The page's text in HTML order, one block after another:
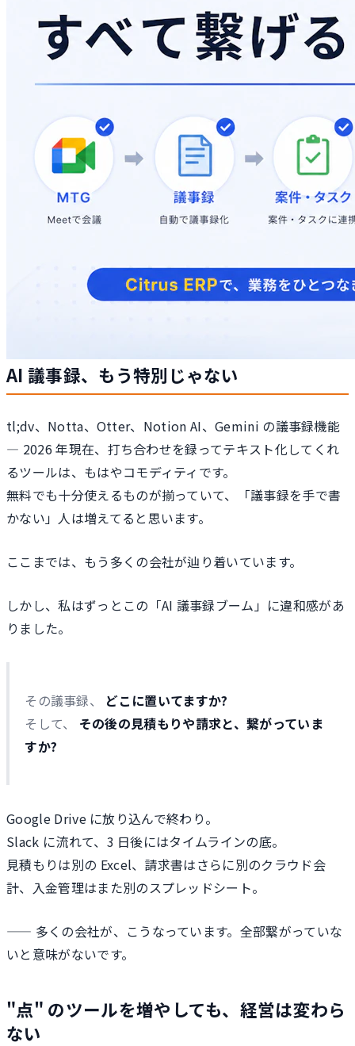
AI 議事録、もう特別じゃない
tl;dv、Notta、Otter、Notion AI、Gemini の議事録機能
— 2026 年現在、打ち合わせを録ってテキスト化してくれ
るツールは、もはやコモディティです。
無料でも十分使えるものが揃っていて、「議事録を手で書
かない」人は増えてると思います。
ここまでは、もう多くの会社が辿り着いています。
しかし、私はずっとこの「AI 議事録ブーム」に違和感があ
りました。
その議事録、 どこに置いてますか?
そして、 その後の見積もりや請求と、繋がっていま
すか?
Google Drive に放り込んで終わり。
Slack に流れて、3 日後にはタイムラインの底。
見積もりは別の Excel、請求書はさらに別のクラウド会
計、入金管理はまた別のスプレッドシート。
—— 多くの会社が、こうなっています。全部繋がっていな
いと意味がないです。
"点" のツールを増やしても、経営は変わら
ない